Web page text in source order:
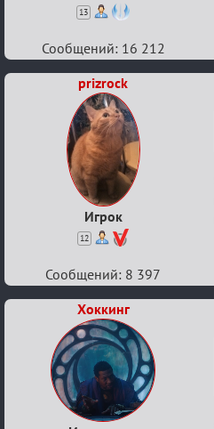
13
Сообщений: 16 212
prizrock
Игрок
12
Сообщений: 8 397
Хоккинг